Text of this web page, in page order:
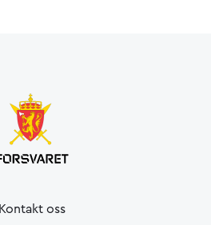
Kontakt oss